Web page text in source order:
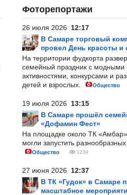
Фоторепортажи
26 июля 2026 12:17
В Самаре торговый
провел День красоты и
На территории фудкорта
семейный праздник с модными
активностями, конкурсами и
детей и взрослых.
Общество
19 июля 2026 13:15
В Самаре прошёл
«Дофамин Фест»
На площадке около ТК
могли запустить
Общество 1234
27 июня 2026 12:37
В ТК «Гудок» в Самаре
масштабное